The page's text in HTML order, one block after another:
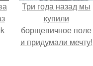
Три года назад мы
купили
борщевичное поле
и придумали мечту!